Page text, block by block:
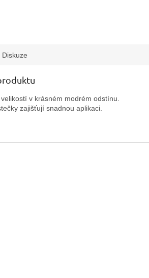
Diskuze
v krásném modrém odstínu.
zajišťují snadnou aplikaci.